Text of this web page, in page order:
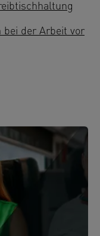
bei der Arbeit vor